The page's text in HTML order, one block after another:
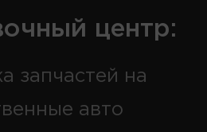
центр:
запчастей на
авто